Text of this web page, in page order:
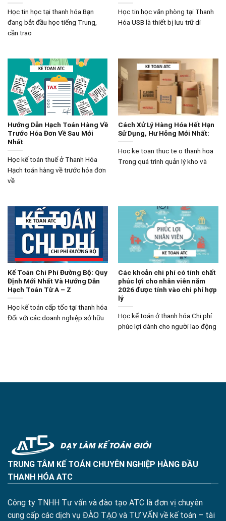
Học tin học tại thanh hóa Bạn
đang bắt đầu học tiếng Trung,
cần trao
Học tin học văn phòng tại Thanh
Hóa USB là thiết bị lưu trữ di
Hướng Dẫn Hạch Toán Hàng Về
Trước Hóa Đơn Về Sau Mới
Nhất
Học kế toán thuế ở Thanh Hóa
Hạch toán hàng về trước hóa đơn
về
Cách Xử Lý Hàng Hóa Hết Hạn
Sử Dụng, Hư Hỏng Mới Nhất:
Hoc ke toan thuc te o thanh hoa
Trong quá trình quản lý kho và
Kế Toán Chi Phí Đường Bộ: Quy
Định Mới Nhất Và Hướng Dẫn
Hạch Toán Từ A – Z
Học kế toán cấp tốc tại thanh hóa
Đối với các doanh nghiệp sở hữu
Các khoản chi phí có tính chất
phúc lợi cho nhân viên năm
2026 được tính vào chi phí hợp
lý
Học kế toán ở thanh hóa Chi phí
phúc lợi dành cho người lao động
TRUNG TÂM KẾ TOÁN CHUYÊN NGHIỆP HÀNG ĐẦU
THANH HÓA ATC
Công ty TNHH Tư vấn và đào tạo ATC là đơn vị chuyên
cung cấp các dịch vụ ĐÀO TẠO và TƯ VẤN về kế toán – tài